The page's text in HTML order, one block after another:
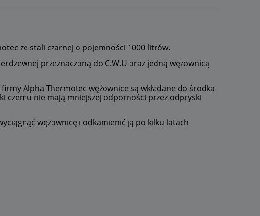
ze stali czarnej o pojemności 1000 litrów.
przeznaczoną do C.W.U oraz jedną wężownicą
Alpha Thermotec wężownice są wkładane do środka
czemu nie mają mniejszej odporności przez odpryski
wężownicę i odkamienić ją po kilku latach